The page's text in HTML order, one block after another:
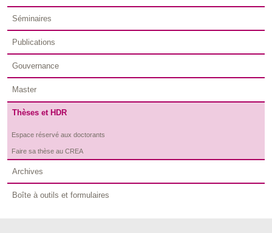
Séminaires
Publications
Gouvernance
Master
Thèses et HDR
Espace réservé aux doctorants
Faire sa thèse au CREA
Archives
Boîte à outils et formulaires